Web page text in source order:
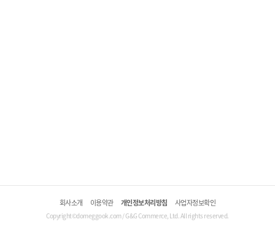
회사소개 이용약관 개인정보처리방침 사업자정보확인
Copyright©domeggook.com / G&G Commerce, Ltd. All rights reserved.